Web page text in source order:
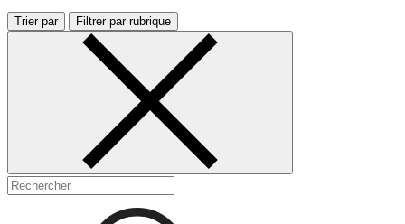
Trier par Filtrer par rubrique